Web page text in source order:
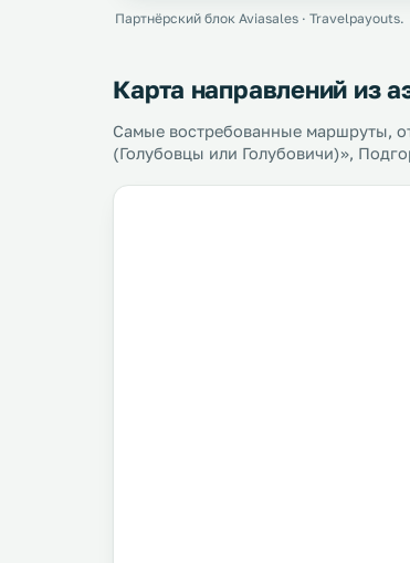
Партнёрский блок Aviasales · Travelpayouts.
Карта направлений из
Самые востребованные маршруты,
(Голубовцы или Голубовичи)»,